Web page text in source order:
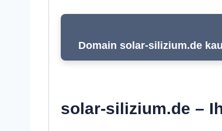
Domain solar-silizium.de
solar-silizium.de –